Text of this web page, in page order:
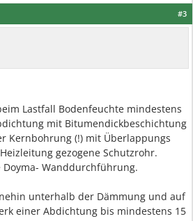
#3
Lastfall Bodenfeuchte mindestens
mit Bitumendickbeschichtung
Kernbohrung (!) mit Überlappungs
gezogene Schutzrohr.
Wanddurchführung.
unterhalb der Dämmung und auf
einer Abdichtung bis mindestens 15